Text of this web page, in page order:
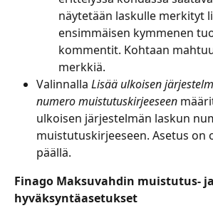
näytetään laskulle merkityt
ensimmäisen kymmenen
kommentit. Kohtaan
merkkiä.
Valinnalla Lisää ulkoisen
numero muistutuskirjeeseen
ulkoisen järjestelmän laskun
muistutuskirjeeseen. Asetus on
päällä.
Finago Maksuvahdin muistutus- ja
hyväksyntäasetukset